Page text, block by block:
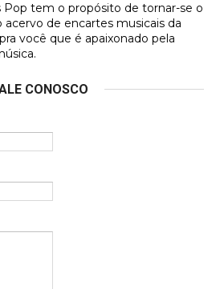
olhando o encarte aqui, me
sentido minha falta, informo
trazer mais contribuições
Pop tem o propósito de tornar-se o
acervo de encartes musicais da
você que é apaixonado pela
CONOSCO